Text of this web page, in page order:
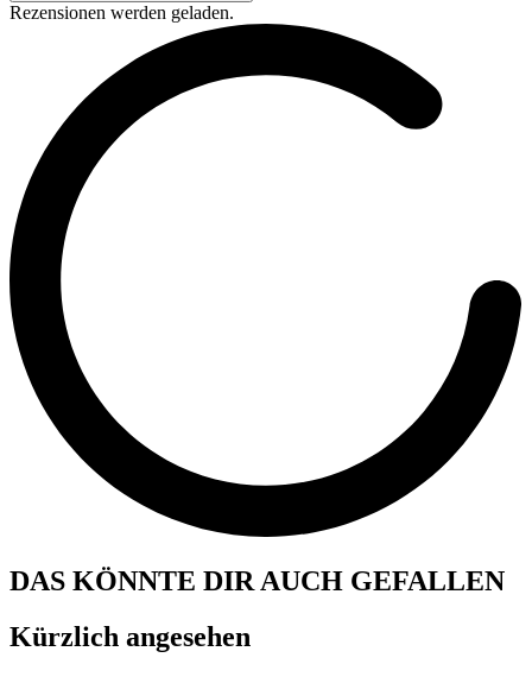
Rezensionen werden geladen.
DAS KÖNNTE DIR AUCH GEFALLEN
Kürzlich angesehen